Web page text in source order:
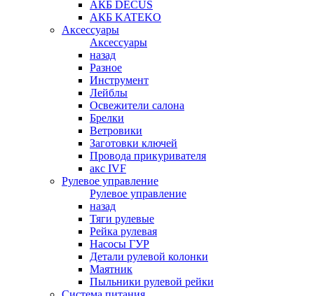
АКБ DECUS
АКБ KATEKO
Аксессуары
Аксессуары
назад
Разное
Инструмент
Лейблы
Освежители салона
Брелки
Ветровики
Заготовки ключей
Провода прикуривателя
акс IVF
Рулевое управление
Рулевое управление
назад
Тяги рулевые
Рейка рулевая
Насосы ГУР
Детали рулевой колонки
Маятник
Пыльники рулевой рейки